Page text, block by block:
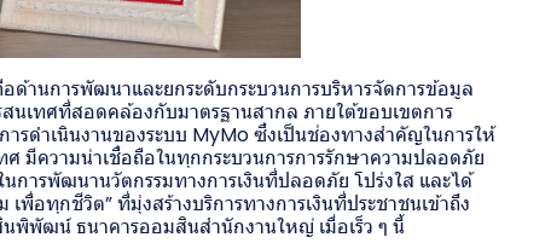
ด้านการพัฒนาและยกระดับกระบวนการบริหารจัดการข้อมูล
เทศที่สอดคล้องกับมาตรฐานสากล ภายใต้ขอบเขตการ
ำเนินงานของระบบ MyMo ซึ่งเป็นช่องทางสำคัญในการให้
ศ มีความน่าเชื่อถือในทุกกระบวนการการรักษาความปลอดภัย
ารพัฒนานวัตกรรมทางการเงินที่ปลอดภัย โปร่งใส และได้
พื่อทุกชีวิต” ที่มุ่งสร้างบริการทางการเงินที่ประชาชนเข้าถึง
พิพัฒน์ ธนาคารออมสินสำนักงานใหญ่ เมื่อเร็ว ๆ นี้